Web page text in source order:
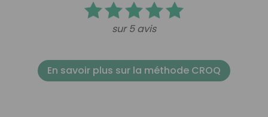
sur 5 avis
En savoir plus sur la méthode CROQ